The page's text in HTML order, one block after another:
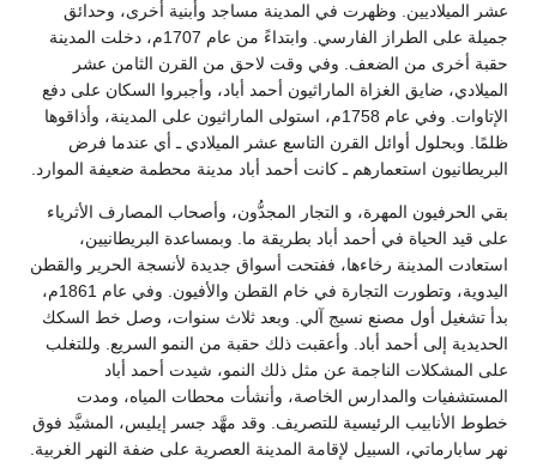
وحدائق
على الطراز الفارسي. وابتداءً من عام 1707م، دخلت المدينة
عشر
السكان على دفع
على المدينة، وأذاقوها
عندما فرض
ضعيفة الموارد.
الأثرياء
الحرير والقطن
اليدوية، وتطورت التجارة في خام القطن والأفيون. وفي عام 1861م،
وصل خط السكك
وللتغلب
أباد
ومدت
المشيَّد فوق
النهر الغربية.